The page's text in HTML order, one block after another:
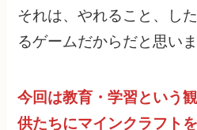
それは、やれること、し
るゲームだからだと思いま
今回は教育・学習という
供たちにマインクラフト